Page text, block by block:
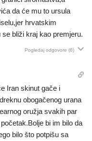
da će mu to ursula
hrvatskim
bliži kraj kao premjeru.
Pogledaj odgovore (6)
Iran skinut gače i
obogačenog urana
oružja svakih par
bi im bilo da
bilo što potpišu sa